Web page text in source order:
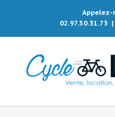
Appelez-
02.97.50.31.73 |